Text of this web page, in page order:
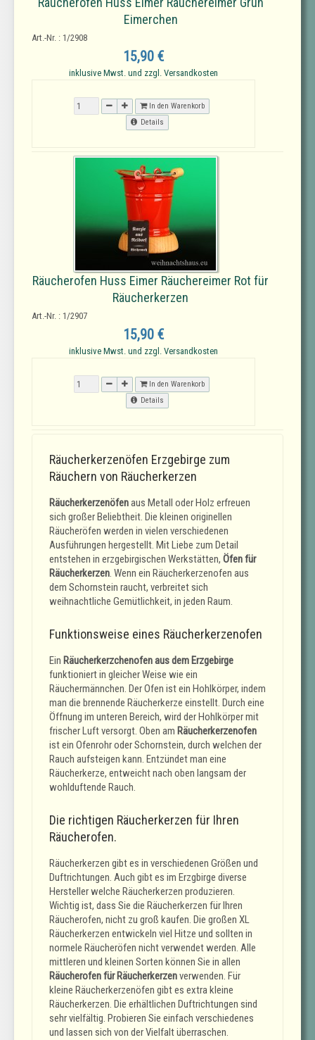
Eimerchen
Art.-Nr. : 1/2908
15,90 €
inklusive Mwst. und zzgl. Versandkosten
In den Warenkorb
Details
Räucherofen Huss Eimer Räuchereimer Rot für
Räucherkerzen
Art.-Nr. : 1/2907
15,90 €
inklusive Mwst. und zzgl. Versandkosten
In den Warenkorb
Details
Räucherkerzenöfen Erzgebirge zum
Räuchern von Räucherkerzen
Räucherkerzenöfenaus Metall oder Holz erfreuen
sich großer Beliebtheit. Die kleinen originellen
Räucheröfen werden in vielen verschiedenen
Ausführungen hergestellt. Mit Liebe zum Detail
entstehen in erzgebirgischen Werkstätten, Öfen für
Räucherkerzen. Wenn ein Räucherkerzenofen aus
dem Schornstein raucht, verbreitet sich
weihnachtliche Gemütlichkeit, in jeden Raum.
Funktionsweise eines Räucherkerzenofen
Ein Räucherkerzchenofen aus dem Erzgebirge
funktioniert in gleicher Weise wie ein
Räuchermännchen. Der Ofen ist ein Hohlkörper, indem
man die brennende Räucherkerze einstellt. Durch eine
Öffnung im unteren Bereich, wird der Hohlkörper mit
frischer Luft versorgt. Oben am Räucherkerzenofen
ist ein Ofenrohr oder Schornstein, durch welchen der
Rauch aufsteigen kann. Entzündet man eine
Räucherkerze, entweicht nach oben langsam der
wohlduftende Rauch.
Die richtigen Räucherkerzen für Ihren
Räucherofen.
Räucherkerzen gibt es in verschiedenen Größen und
Duftrichtungen. Auch gibt es im Erzgbirge diverse
Hersteller welche Räucherkerzen produzieren.
Wichtig ist, dass Sie die Räucherkerzen für Ihren
Räucherofen, nicht zu groß kaufen. Die großen XL
Räucherkerzen entwickeln viel Hitze und sollten in
normele Räucheröfen nicht verwendet werden. Alle
mittleren und kleinen Sorten können Sie in allen
Räucherofen für Räucherkerzenverwenden. Für
kleine Räucherkerzenöfen gibt es extra kleine
Räucherkerzen. Die erhältlichen Duftrichtungen sind
sehr vielfältig. Probieren Sie einfach verschiedenes
und lassen sich von der Vielfalt überraschen.